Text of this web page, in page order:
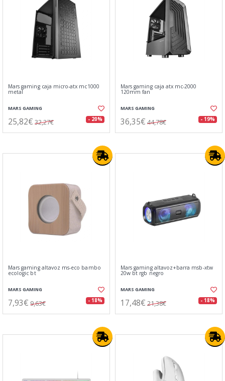
Mars gaming caja micro-atx mc1000
metal
MARS GAMING
25,82€ 32,27€ - 20%
Mars gaming caja atx mc-2000
120mm fan
MARS GAMING
36,35€ 44,78€ - 19%
Mars gaming altavoz ms-eco bambo
ecologic bt
MARS GAMING
7,93€ 9,63€ - 18%
Mars gaming altavoz+barra msb-xtw
20w bt rgb negro
MARS GAMING
17,48€ 21,38€ - 18%